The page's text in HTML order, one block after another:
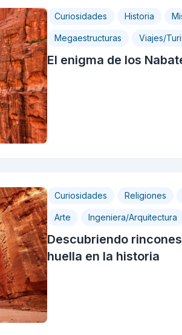
Curiosidades Historia
Megaestructuras Viajes/
El enigma de los
Curiosidades Religiones
Arte Ingeniera/Arquitectura
Descubriendo
huella en la historia